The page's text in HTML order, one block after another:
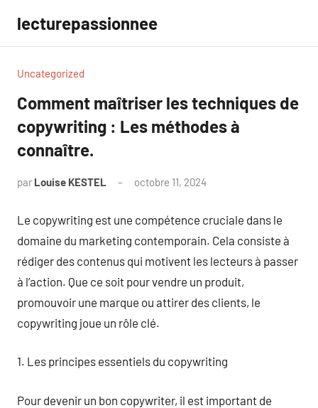
contenu
lecturepassionnee
Uncategorized
Comment maîtriser les techniques de
copywriting : Les méthodes à
connaître.
par Louise KESTEL octobre 11, 2024
Le copywriting est une compétence cruciale dans le
domaine du marketing contemporain. Cela consiste à
rédiger des contenus qui motivent les lecteurs à passer
à l’action. Que ce soit pour vendre un produit,
promouvoir une marque ou attirer des clients, le
copywriting joue un rôle clé.
1. Les principes essentiels du copywriting
Pour devenir un bon copywriter, il est important de